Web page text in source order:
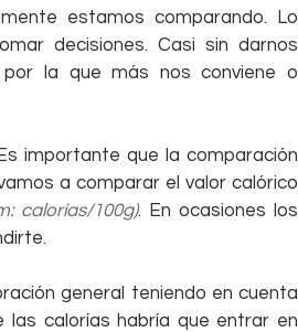
estamos comparando. Lo
decisiones. Casi sin darnos
la que más nos conviene o
importante que la comparación
a comparar el valor calórico
calorías/100g). En ocasiones los
general teniendo en cuenta
calorías habría que entrar en